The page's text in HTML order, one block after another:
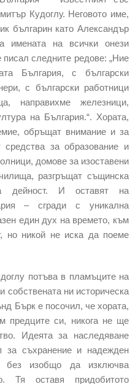
Кудоглу. Неговото име,
българин като Александър
имената на всички онези
следните редове: „Ние
България, с български
с български работници
направихме железници,
на България.“. Хората,
обръщат внимание и за
средства за образование и
домове за изоставени
разгръщат същинска
дейност. И оставят на
– сгради с уникална
един дух на времето, към
но никой не иска да поеме
потъва в пламъците на
собствената ни историческа
Бърк е посочил, че хората,
предците си, никога не ще
Идеята за наследяване
за съхранение и надежден
без изобщо да изключва
Тя оставя придобитото